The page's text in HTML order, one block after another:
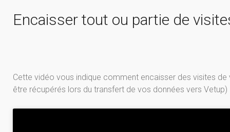
Encaisser tout ou partie de
Cette vidéo vous indique comment encaisser des visites
être récupérés lors du transfert de vos données vers Vetup)